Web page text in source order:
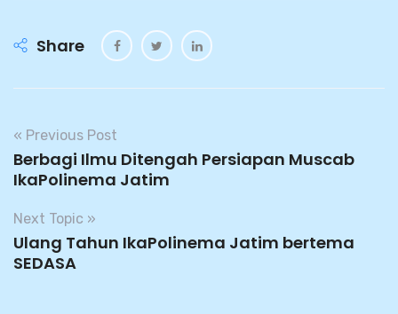
Share
« Previous Post
Berbagi Ilmu Ditengah Persiapan Muscab
IkaPolinema Jatim
Next Topic »
Ulang Tahun IkaPolinema Jatim bertema
SEDASA